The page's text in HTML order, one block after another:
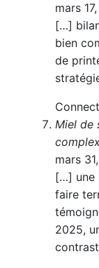
mars
[…]
bien
de
Miel de
mars
[…] une
faire
2025,